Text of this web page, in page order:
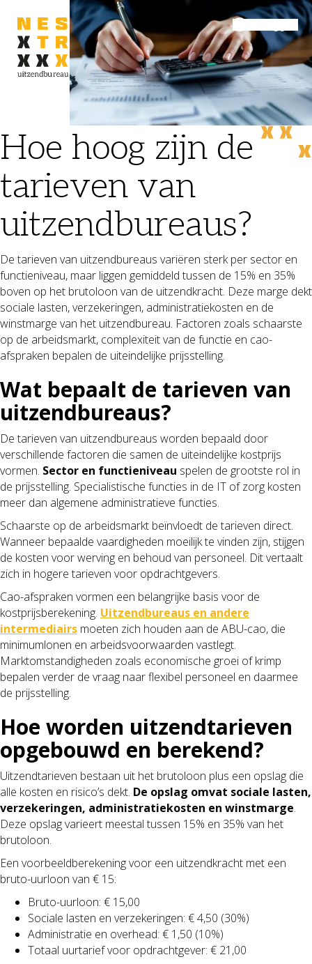
Hoe hoog zijn de
tarieven van
uitzendbureaus?
De tarieven van uitzendbureaus variëren sterk per sector en
functieniveau, maar liggen gemiddeld tussen de 15% en 35%
boven op het brutoloon van de uitzendkracht. Deze marge dekt
sociale lasten, verzekeringen, administratiekosten en de
winstmarge van het uitzendbureau. Factoren zoals schaarste
op de arbeidsmarkt, complexiteit van de functie en cao-
afspraken bepalen de uiteindelijke prijsstelling.
Wat bepaalt de tarieven van
uitzendbureaus?
De tarieven van uitzendbureaus worden bepaald door
verschillende factoren die samen de uiteindelijke kostprijs
vormen. Sector en functieniveau spelen de grootste rol in
de prijsstelling. Specialistische functies in de IT of zorg kosten
meer dan algemene administratieve functies.
Schaarste op de arbeidsmarkt beïnvloedt de tarieven direct.
Wanneer bepaalde vaardigheden moeilijk te vinden zijn, stijgen
de kosten voor werving en behoud van personeel. Dit vertaalt
zich in hogere tarieven voor opdrachtgevers.
Cao-afspraken vormen een belangrijke basis voor de
kostprijsberekening. Uitzendbureaus en andere
intermediairs moeten zich houden aan de ABU-cao, die
minimumlonen en arbeidsvoorwaarden vastlegt.
Marktomstandigheden zoals economische groei of krimp
bepalen verder de vraag naar flexibel personeel en daarmee
de prijsstelling.
Hoe worden uitzendtarieven
opgebouwd en berekend?
Uitzendtarieven bestaan uit het brutoloon plus een opslag die
alle kosten en risico’s dekt. De opslag omvat sociale lasten,
verzekeringen, administratiekosten en winstmarge.
Deze opslag varieert meestal tussen 15% en 35% van het
brutoloon.
Een voorbeeldberekening voor een uitzendkracht met een
bruto-uurloon van € 15:
Bruto-uurloon: € 15,00
Sociale lasten en verzekeringen: € 4,50 (30%)
Administratie en overhead: € 1,50 (10%)
Totaal uurtarief voor opdrachtgever: € 21,00